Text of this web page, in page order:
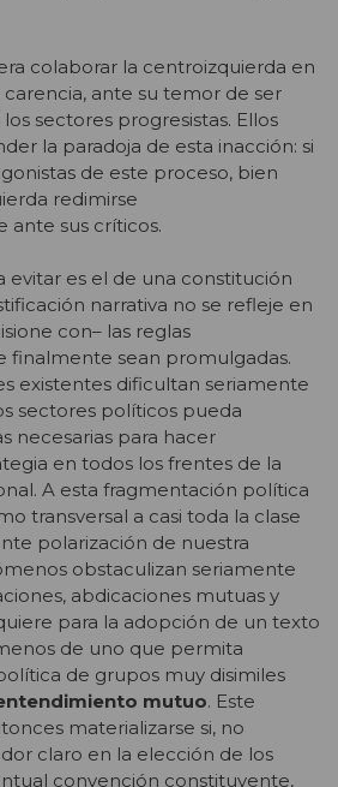
colaborar la centroizquierda en
carencia, ante su temor de ser
sectores progresistas. Ellos
la paradoja de esta inacción: si
de este proceso, bien
redimirse
ante sus críticos.
evitar es el de una constitución
narrativa no se refleje en
con– las reglas
finalmente sean promulgadas.
existentes dificultan seriamente
sectores políticos pueda
necesarias para hacer
en todos los frentes de la
A esta fragmentación política
transversal a casi toda la clase
polarización de nuestra
obstaculizan seriamente
abdicaciones mutuas y
para la adopción de un texto
de uno que permita
de grupos muy disimiles
mutuo. Este
materializarse si, no
claro en la elección de los
convención constituyente,